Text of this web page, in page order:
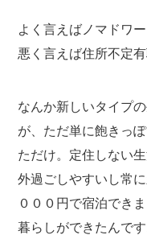
よく言えばノマドワ
悪く言えば住所不定
なんか新しいタイプ
が、ただ単に飽きっ
ただけ。定住しない
外過ごしやすいし常
０００円で宿泊でき
暮らしができたんで